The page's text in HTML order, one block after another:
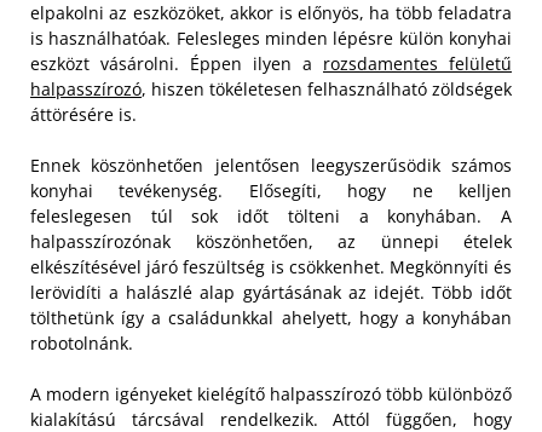
elpakolni az eszközöket, akkor is előnyös, ha több feladatra
is használhatóak. Felesleges minden lépésre külön konyhai
eszközt vásárolni. Éppen ilyen a rozsdamentes felületű
halpasszírozó, hiszen tökéletesen felhasználható zöldségek
áttörésére is.
Ennek köszönhetően jelentősen leegyszerűsödik számos
konyhai tevékenység. Elősegíti, hogy ne kelljen
feleslegesen túl sok időt tölteni a konyhában. A
halpasszírozónak köszönhetően, az ünnepi ételek
elkészítésével járó feszültség is csökkenhet. Megkönnyíti és
lerövidíti a halászlé alap gyártásának az idejét. Több időt
tölthetünk így a családunkkal ahelyett, hogy a konyhában
robotolnánk.
A modern igényeket kielégítő halpasszírozó több különböző
kialakítású tárcsával rendelkezik. Attól függően, hogy